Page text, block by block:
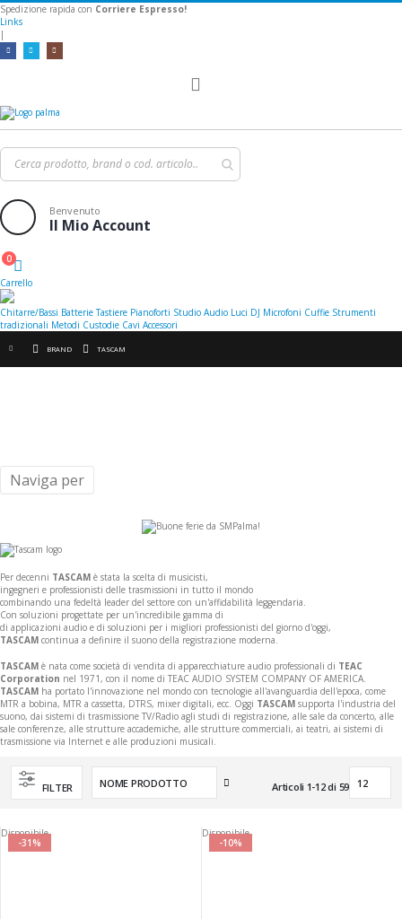
Spedizione rapida con Corriere Espresso!
Links
|
Benvenuto
Il Mio Account
Cart
0
Carrello
Chitarre/Bassi Batterie Tastiere Pianoforti Studio Audio Luci DJ Microfoni Cuffie Strumenti
tradizionali Metodi Custodie Cavi Accessori
BRAND TASCAM
Per decenni TASCAM è stata la scelta di musicisti,
ingegneri e professionisti delle trasmissioni in tutto il mondo
combinando una fedeltà leader del settore con un'affidabilità leggendaria.
Con soluzioni progettate per un'incredibile gamma di
di applicazioni audio e di soluzioni per i migliori professionisti del giorno d'oggi,
TASCAM continua a definire il suono della registrazione moderna.
TASCAM è nata come società di vendita di apparecchiature audio professionali di TEAC
Corporation nel 1971, con il nome di TEAC AUDIO SYSTEM COMPANY OF AMERICA.
TASCAM ha portato l'innovazione nel mondo con tecnologie all'avanguardia dell'epoca, come
MTR a bobina, MTR a cassetta, DTRS, mixer digitali, ecc. Oggi TASCAM supporta l'industria del
suono, dai sistemi di trasmissione TV/Radio agli studi di registrazione, alle sale da concerto, alle
sale conferenze, alle strutture accademiche, alle strutture commerciali, ai teatri, ai sistemi di
trasmissione via Internet e alle produzioni musicali.
FILTER
Imposta
Articoli 1-12di 59
-31%
Disponibile
-10%
Disponibile
Naviga per